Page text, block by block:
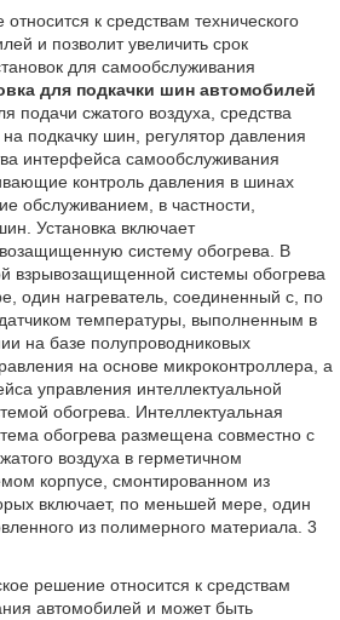
к средствам технического
и позволит увеличить срок
для самообслуживания
для подкачки шин автомобилей
подачи сжатого воздуха, средства
подкачку шин, регулятор давления
интерфейса самообслуживания
контроль давления в шинах
обслуживанием, в частности,
Установка включает
систему обогрева. В
взрывозащищенной системы обогрева
один нагреватель, соединенный с, по
температуры, выполненным в
на базе полупроводниковых
на основе микроконтроллера, а
управления интеллектуальной
обогрева. Интеллектуальная
обогрева размещена совместно с
воздуха в герметичном
корпусе, смонтированном из
включает, по меньшей мере, один
из полимерного материала. 3
решение относится к средствам
автомобилей и может быть